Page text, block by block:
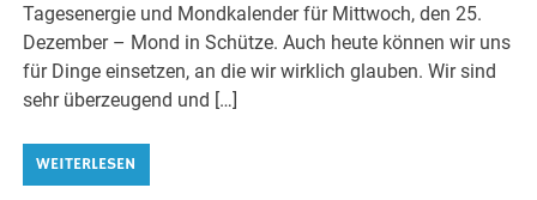
Tagesenergie und Mondkalender für Mittwoch, den 25.
Dezember – Mond in Schütze. Auch heute können wir uns
für Dinge einsetzen, an die wir wirklich glauben. Wir sind
sehr überzeugend und […]
WEITERLESEN